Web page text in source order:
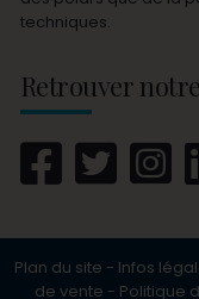
techniques.
Retrouver
Plan du site - Infos
de vente - Politique